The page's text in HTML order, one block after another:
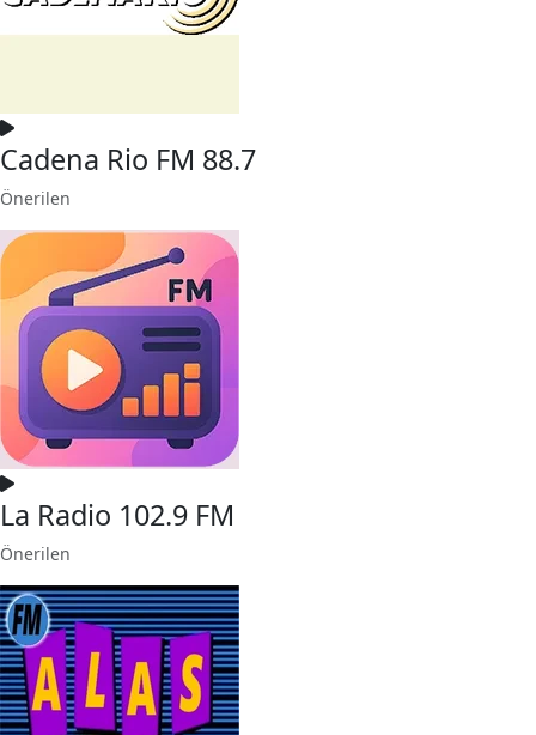
Cadena Rio FM 88.7
Önerilen
La Radio 102.9 FM
Önerilen